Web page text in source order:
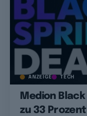
ANZEIGE TECH
Medion
zu 33